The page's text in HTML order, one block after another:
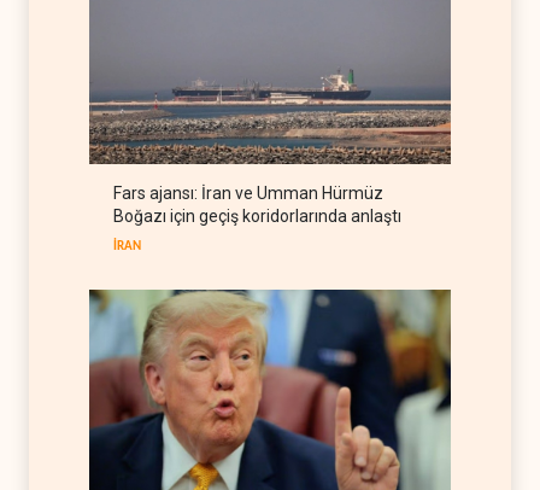
Colani, Hizbullah ile silah
bırakma diyaloğu için kanal
arıyor
LÜBNAN 06 Ağustos 2026
BM yetkilisinden İsrail'e gizli
belge akışı
Fars ajansı: İran ve Umman Hürmüz
Boğazı için geçiş koridorlarında anlaştı
İRAN